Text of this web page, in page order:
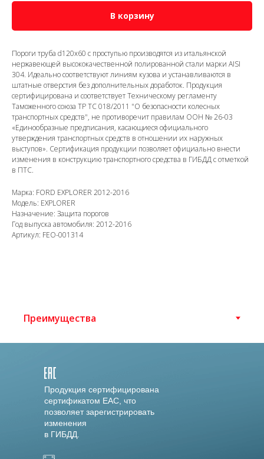
В корзину
Пороги труба d120x60 с проступью производятся из итальянской
нержавеющей высококачественной полированной стали марки AISI
304. Идеально соответствуют линиям кузова и устанавливаются в
штатные отверстия без дополнительных доработок. Продукция
сертифицирована и соответствует Техническому регламенту
Таможенного союза ТР ТС 018/2011 "О безопасности колесных
транспортных средств", не противоречит правилам ООН № 26-03
«Единообразные предписания, касающиеся официального
утверждения транспортных средств в отношении их наружных
выступов». Сертификация продукции позволяет официально внести
изменения в конструкцию транспортного средства в ГИБДД с отметкой
в ПТС.
Марка: FORD EXPLORER 2012-2016
Модель: EXPLORER
Назначение: Защита порогов
Год выпуска автомобиля: 2012-2016
Артикул: FEO-001314
Продукция сертифицирована
сертификатом EAC, что
позволяет зарегистрировать
изменения
в ГИБДД.